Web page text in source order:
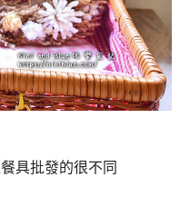
具批發的很不同